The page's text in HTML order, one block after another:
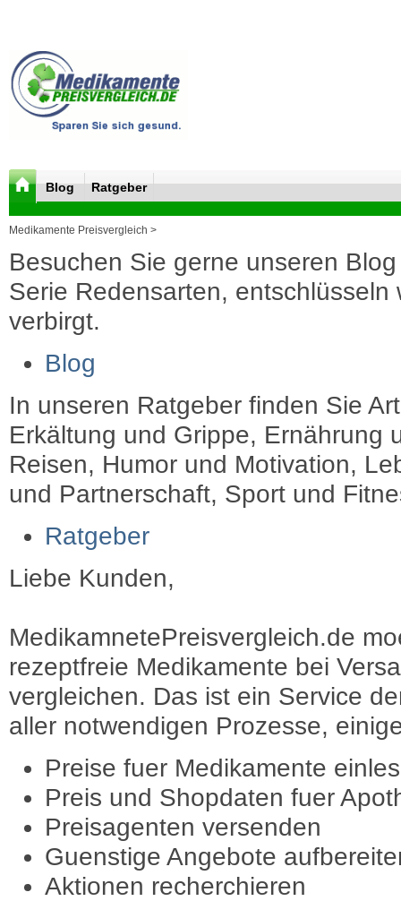
Blog Ratgeber
Medikamente Preisvergleich >
Besuchen Sie gerne unseren
Serie Redensarten, entschlüsseln
verbirgt.
Blog
In unseren Ratgeber finden Sie
Erkältung und Grippe, Ernährung
Reisen, Humor und Motivation,
und Partnerschaft, Sport und
Ratgeber
Liebe Kunden,
MedikamnetePreisvergleich.de
rezeptfreie Medikamente bei
vergleichen. Das ist ein Service
aller notwendigen Prozesse,
Preise fuer Medikamente
Preis und Shopdaten fuer
Preisagenten versenden
Guenstige Angebote
Aktionen recherchieren